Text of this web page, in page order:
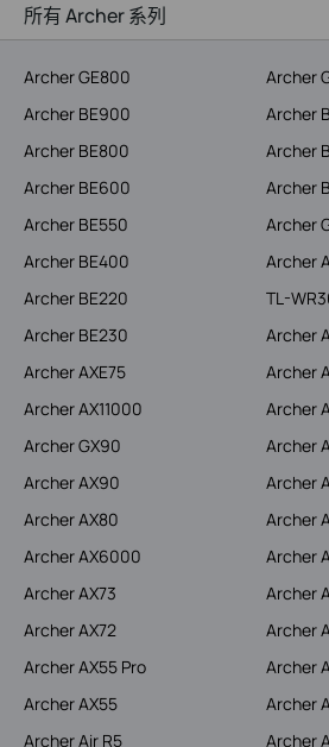
ISP用產品
所有 Archer 系列
Archer GE800
Archer
Archer BE900
Archer
Archer BE800
Archer
Archer BE600
Archer
Archer BE550
Archer
Archer BE400
Archer
Archer BE220
TL-
Archer BE230
Archer
Archer AXE75
Archer
Archer AX11000
Archer
Archer GX90
Archer
Archer AX90
Archer
Archer AX80
Archer
Archer AX6000
Archer
Archer AX73
Archer
Archer AX72
Archer
Archer AX55 Pro
Archer
Archer AX55
Archer
Archer Air R5
Archer